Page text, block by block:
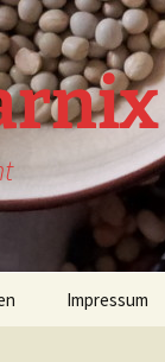
Impressum